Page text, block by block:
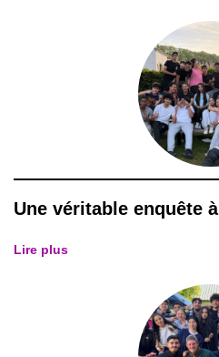
Une véritable enquête
Lire plus